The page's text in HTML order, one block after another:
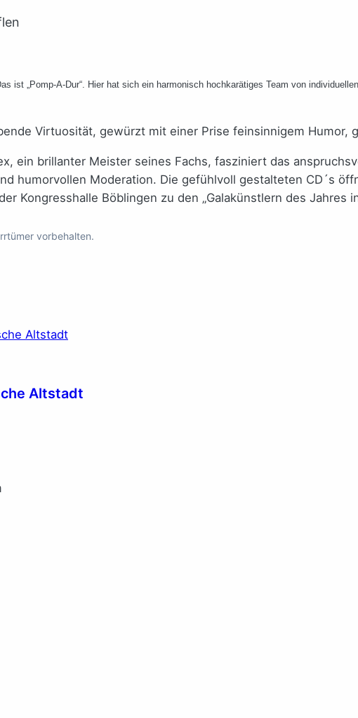
ist „Pomp-A-Dur“. Hier hat sich ein harmonisch hochkarätiges Team von
Virtuosität, gewürzt mit einer Prise feinsinnigem
ein brillanter Meister seines Fachs, fasziniert das
humorvollen Moderation. Die gefühlvoll gestalteten CD´s
Kongresshalle Böblingen zu den „Galakünstlern des Jahres
vorbehalten.
Altstadt